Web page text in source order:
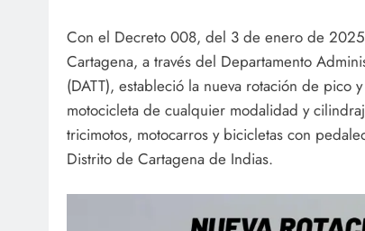
Con el Decreto 008, del 3 de enero de
Cartagena, a través del Departamento
(DATT), estableció la nueva rotación de pico
motocicleta de cualquier modalidad y
tricimotos, motocarros y bicicletas con
Distrito de Cartagena de Indias.